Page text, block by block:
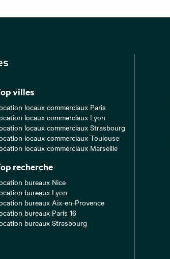
villes
locaux commerciaux Paris
locaux commerciaux Lyon
locaux commerciaux Strasbourg
locaux commerciaux Toulouse
locaux commerciaux Marseille
recherche
bureaux Nice
bureaux Lyon
bureaux Aix-en-Provence
bureaux Paris 16
bureaux Strasbourg